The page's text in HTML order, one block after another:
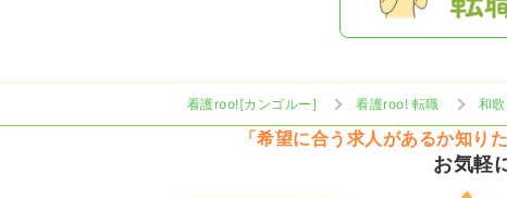
看護roo![カンゴルー] 看護roo! 転職 和
「希望に合う求人があるか知り
お気軽